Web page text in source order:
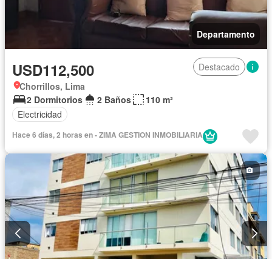
Departamento
USD112,500
Destacado
Chorrillos, Lima
2 Dormitorios
2 Baños
110 m²
Electricidad
Hace 6 días, 2 horas en - ZIMA GESTION INMOBILIARIA